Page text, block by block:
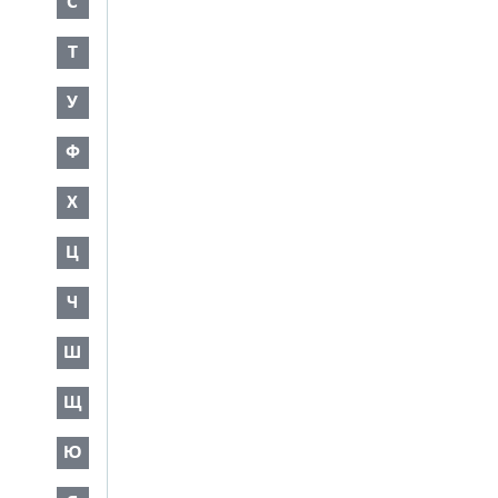
Т
У
Ф
Х
Ц
Ч
Ш
Щ
Ю